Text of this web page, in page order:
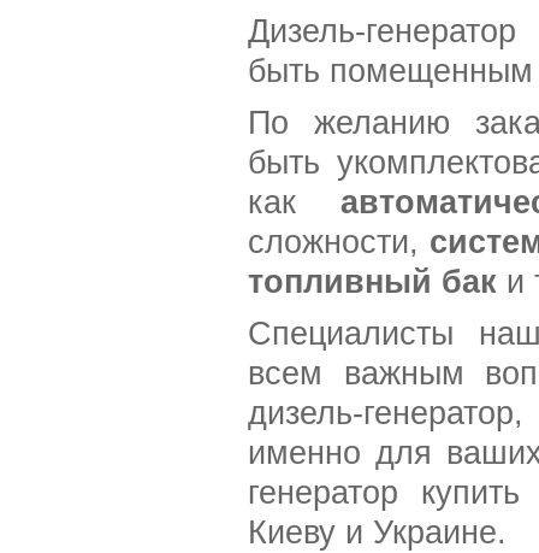
Дизель-
быть помещенным
По желанию
быть
как
сложности,
топливный бак и
Специалисты
всем важным
дизель-
именно для
генератор
Киеву и Украине.